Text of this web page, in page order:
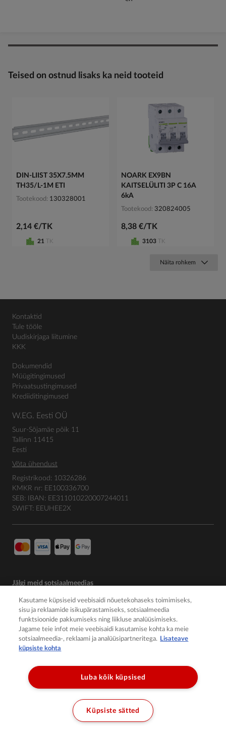
Teised on ostnud lisaks ka neid tooteid
DIN-LIIST 35X7.5MM
TH35/L-1M ETI
Tootekood 130328001
2,14 €/TK
21 TK
NOARK EX9BN
KAITSELÜLITI 3P C 16A
6kA
Tootekood 320824005
8,38 €/TK
3103 TK
Näita rohkem
Kontaktid
Tule tööle
Uudiskirjaga liitumine
KKK
Dokumendid
Müügitingimused
Privaatsustingimused
Krediiditingimused
W.EG. Eesti OÜ
Suur-Sõjamäe põik 11
Tallinn 11415
Eesti
Võta ühendust
Registrikood: 10326286
KMKR nr: EE100336700
SEB: IBAN: EE311010220007244011
SWIFT: EEUHEE2X
Jälgi meid sotsiaalmeedias
Kasutame küpsiseid veebisaidi nõuetekohaseks toimimiseks,
sisu ja reklaamide isikupärastamiseks, sotsiaalmeedia
funktsioonide pakkumiseks ning liikluse analüüsimiseks.
Jagame teie infot meie veebisaidi kasutamise kohta ka meie
sotsiaalmeedia-, reklaami ja analüüsipartneritega. Lisateave
küpsiste kohta
Luba kõik küpsised
Küpsiste sätted